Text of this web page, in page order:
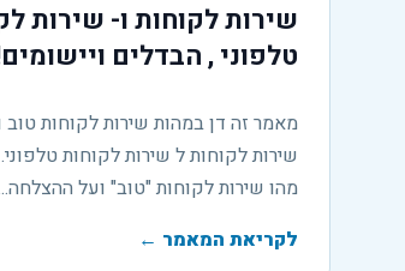
שירות לקוחות ו- שירות
טלפוני , הבדלים
מאמר זה דן במהות שירות לקוחות טוב
שירות לקוחות ל שירות לקוחות
מהו שירות לקוחות "טוב" ועל
לקריאת המאמר ←